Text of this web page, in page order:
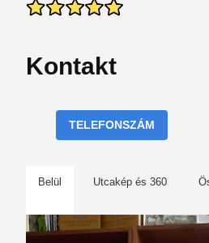
Kontakt
TELEFONSZÁM
Belül Utcakép és 360